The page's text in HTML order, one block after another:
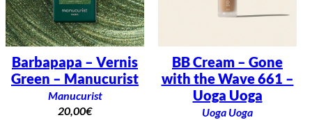
Barbapapa – Vernis
Green – Manucurist
Manucurist
20,00€
BB Cream – Gone
with the Wave 661 –
Uoga Uoga
Uoga Uoga